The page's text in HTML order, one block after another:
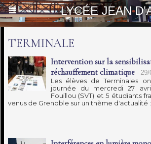
LYCÉE JEAN
TERMINALE
Intervention sur la
réchauffement climatique - 29/
Les élèves de Terminales
journée du mercredi 27
Fouillou (SVT) et 5 étudiants
venus de Grenoble sur un thème d'actualité :...